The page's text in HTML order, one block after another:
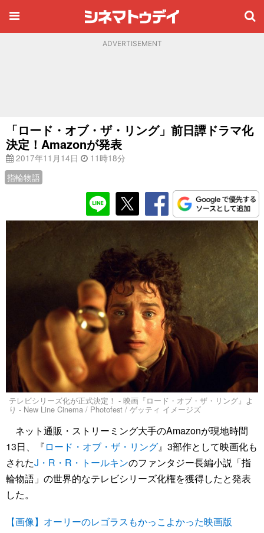
ADVERTISEMENT
「ロード・オブ・ザ・リング」前日譚ドラマ化
決定！Amazonが発表
2017年11月14日
11時18分
指輪物語
テレビシリーズ化が正式決定！ - 映画『ロード・オブ・ザ・リング』よ
り - New Line Cinema / Photofest / ゲッティ イメージズ
ネット通販・ストリーミング大手のAmazonが現地時間
13日、『ロード・オブ・ザ・リング』3部作として映画化も
されたJ・R・R・トールキンのファンタジー長編小説「指
輪物語」の世界的なテレビシリーズ化権を獲得したと発表
した。
【画像】オーリーのレゴラスもかっこよかった映画版